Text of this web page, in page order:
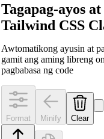
Tagapag-ayos
Tailwind CSS
Awtomatikong ayusin at
gamit ang aming libreng
pagbabasa ng code
Format Minify Clear